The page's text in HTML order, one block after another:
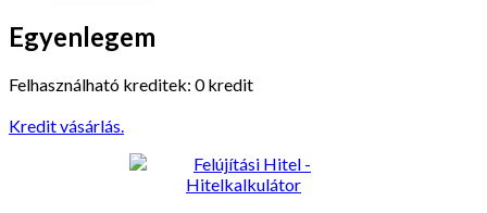
Egyenlegem
Felhasználható kreditek: 0 kredit
Kredit vásárlás.